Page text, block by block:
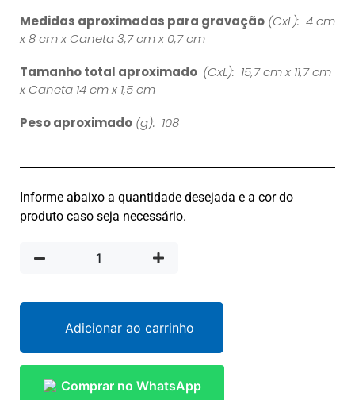
Medidas aproximadas para gravação (CxL): 4 cm
x 8 cm x Caneta 3,7 cm x 0,7 cm
Tamanho total aproximado (CxL): 15,7 cm x 11,7 cm
x Caneta 14 cm x 1,5 cm
Peso aproximado (g): 108
Informe abaixo a quantidade desejada e a cor do
produto caso seja necessário.
Adicionar ao carrinho
Comprar no WhatsApp